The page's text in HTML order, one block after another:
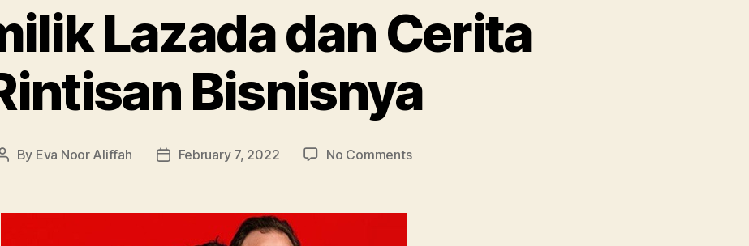
Lazada dan Cerita
Bisnisnya
Post
By Eva Noor Aliffah
PostFebruary 7, 2022 No Commentson